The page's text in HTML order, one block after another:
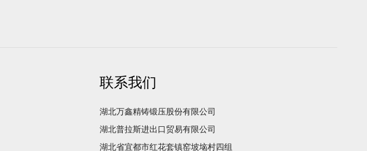
联系我们
湖北万鑫精铸锻压股份有限公司
湖北普拉斯进出口贸易有限公司
湖北省宜都市红花套镇窑坡垴村四组